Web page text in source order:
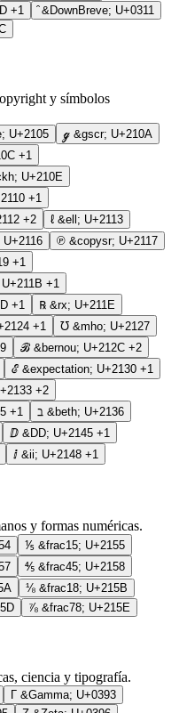
+1 &DownBreve; U+0311
y símbolos
U+2105 ℊ &gscr; U+210A
+1
U+210E
+1
+2 ℓ &ell; U+2113
U+2116 ℗ &copysr; U+2117
+1
U+211B +1
+1 ℞ &rx; U+211E
+1 ℧ &mho; U+2127
ℬ &bernou; U+212C +2
ℰ &expectation; U+2130 +1
+2
+1 ℶ &beth; U+2136
ⅅ &DD; U+2145 +1
ⅈ &ii; U+2148 +1
y formas numéricas.
⅕ &frac15; U+2155
⅘ &frac45; U+2158
⅛ &frac18; U+215B
⅞ &frac78; U+215E
ciencia y tipografía.
Γ &Gamma; U+0393